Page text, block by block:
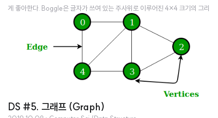
게 좋아한다. Boggle은 글자가 쓰여 있는 주사위로 이루어진 4×4 크기의 그리
드에서 최대한 많은 단어를 찾는 게임이다. 상근이는 한 번도 부인을 Boggle로
이겨본 적이 없다. 이렇게 질 때마다 상근이는 쓰레기 버리기, 설거지와 같은 일
을 해야 한다. 이제 상근이는 프로그램을 작성해서 부인을 이겨보려고 한다. Bo
ggle에서 단어는 인접한 글자(가로, 세로, 대각선)를 이용해서 만들 수 있다. 하
지 www.acmicpc.net 사실 이 문제는 굉장히 어려웠다. 그래서 나는 다른 분의
DS #5. 그래프 (Graph)